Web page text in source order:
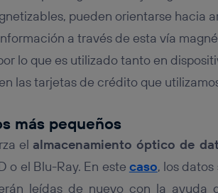
pueden orientarse hacia
a través de esta vía
lo que es utilizado tanto en
las tarjetas de crédito que
más pequeños
el almacenamiento óptico de
o el Blu-Ray. En este caso, los
leídas de nuevo con la ayuda